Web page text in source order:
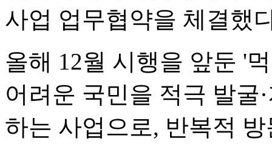
사업 업무협약을 체결했
올해 12월 시행을 앞둔 '
어려운 국민을 적극 발굴
하는 사업으로, 반복적